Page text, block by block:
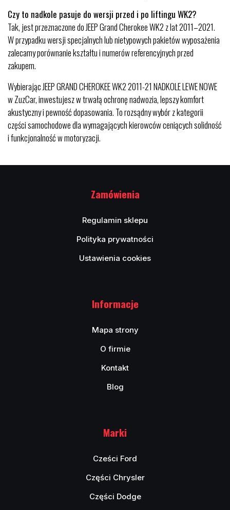
Czy to nadkole pasuje do wersji przed i po liftingu WK2?
Tak, jest przeznaczone do JEEP Grand Cherokee WK2 z lat 2011–2021.
W przypadku wersji specjalnych lub nietypowych pakietów wyposażenia
zalecamy porównanie kształtu i numerów referencyjnych przed
zakupem.
Wybierając JEEP GRAND CHEROKEE WK2 2011-21 NADKOLE LEWE NOWE
w ZuzCar, inwestujesz w trwałą ochronę nadwozia, lepszy komfort
akustyczny i pewność dopasowania. To rozsądny wybór z kategorii
części samochodowe dla wymagających kierowców ceniących solidność
i funkcjonalność w motoryzacji.
Zamówienia
Regulamin sklepu
Polityka prywatności
Ustawienia cookies
Informacje
Mapa strony
O firmie
Kontakt
Blog
Marki
Cześci Ford
Części Chrysler
Części Dodge